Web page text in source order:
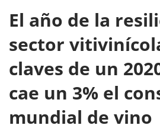
El año de la
sector
claves de un
cae un 3% el
mundial de vino